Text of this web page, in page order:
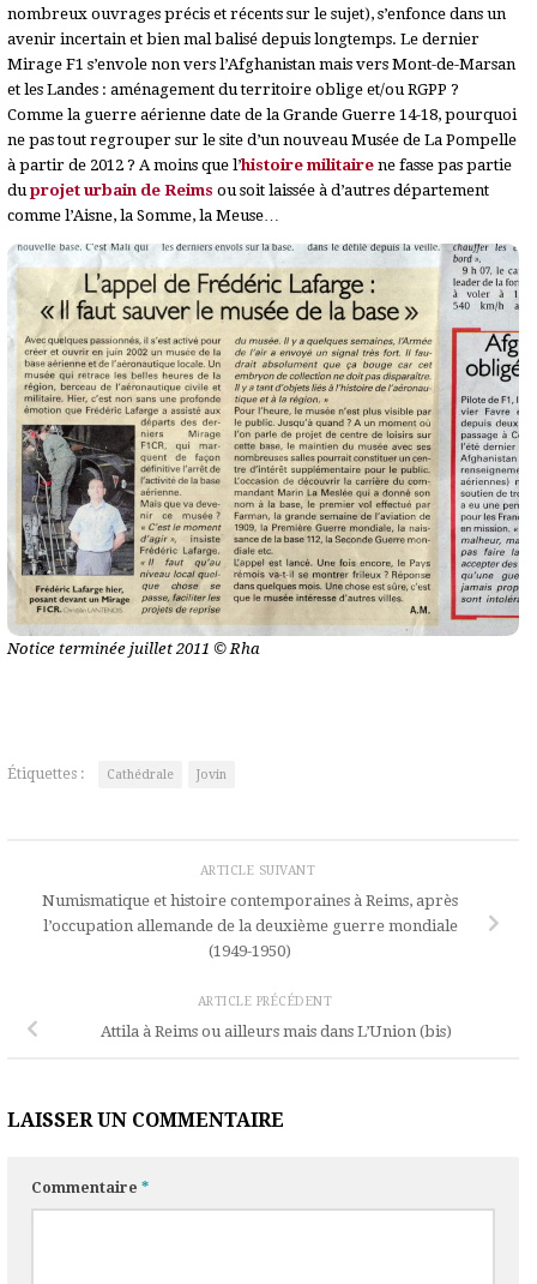
nombreux ouvrages précis et récents sur le sujet), s’enfonce dans un
avenir incertain et bien mal balisé depuis longtemps. Le dernier
Mirage F1 s’envole non vers l’Afghanistan mais vers Mont-de-Marsan
et les Landes : aménagement du territoire oblige et/ou RGPP ?
Comme la guerre aérienne date de la Grande Guerre 14-18, pourquoi
ne pas tout regrouper sur le site d’un nouveau Musée de La Pompelle
à partir de 2012 ? A moins que l’histoire militaire ne fasse pas partie
duprojet urbain de Reims ou soit laissée à d’autres département
comme l’Aisne, la Somme, la Meuse…
Notice terminée juillet 2011 © Rha
Étiquettes : Cathédrale Jovin
ARTICLE SUIVANT
Numismatique et histoire contemporaines à Reims, après
l’occupation allemande de la deuxième guerre mondiale
(1949-1950)
ARTICLE PRÉCÉDENT
Attila à Reims ou ailleurs mais dans L’Union (bis)
LAISSER UN COMMENTAIRE
Commentaire*